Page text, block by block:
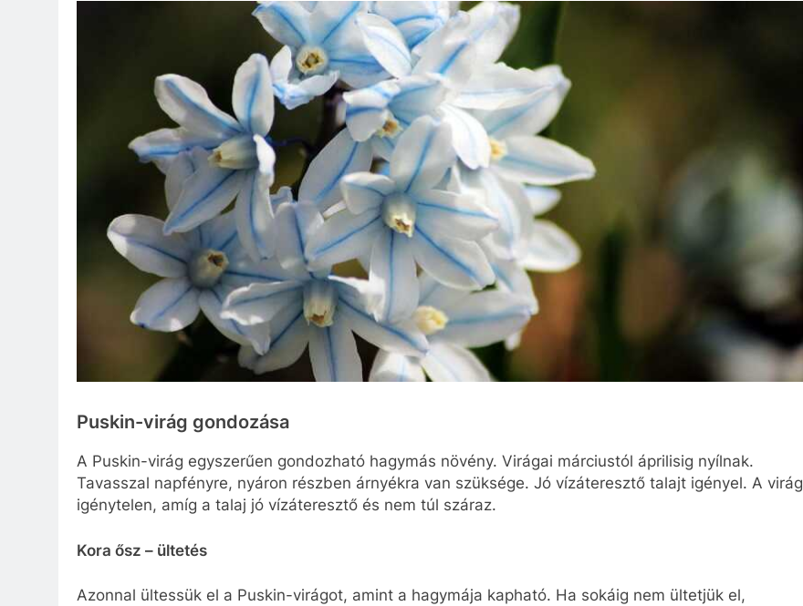
Puskin-virág gondozása
A Puskin-virág egyszerűen gondozható hagymás növény. Virágai márciustól áprilisig nyílnak.
Tavasszal napfényre, nyáron részben árnyékra van szüksége. Jó vízáteresztő talajt igényel. A virág
igénytelen, amíg a talaj jó vízáteresztő és nem túl száraz.
Kora ősz – ültetés
Azonnal ültessük el a Puskin-virágot, amint a hagymája kapható. Ha sokáig nem ültetjük el,